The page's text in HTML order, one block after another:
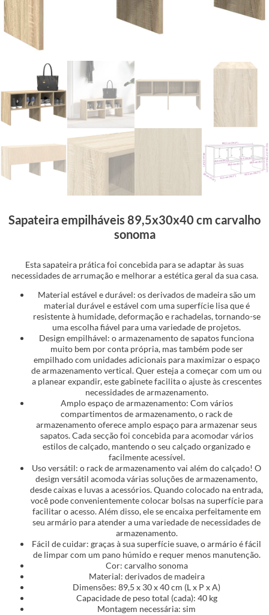
Sapateira empilháveis 89,5x30x40 cm carvalho
sonoma
Esta sapateira prática foi concebida para se adaptar às suas
necessidades de arrumação e melhorar a estética geral da sua casa.
Material estável e durável: os derivados de madeira são um
material durável e estável com uma superfície lisa que é
resistente à humidade, deformação e rachadelas, tornando-se
uma escolha fiável para uma variedade de projetos.
Design empilhável: o armazenamento de sapatos funciona
muito bem por conta própria, mas também pode ser
empilhado com unidades adicionais para maximizar o espaço
de armazenamento vertical. Quer esteja a começar com um ou
a planear expandir, este gabinete facilita o ajuste às crescentes
necessidades de armazenamento.
Amplo espaço de armazenamento: Com vários
compartimentos de armazenamento, o rack de
armazenamento oferece amplo espaço para armazenar seus
sapatos. Cada secção foi concebida para acomodar vários
estilos de calçado, mantendo o seu calçado organizado e
facilmente acessível.
Uso versátil: o rack de armazenamento vai além do calçado! O
design versátil acomoda várias soluções de armazenamento,
desde caixas e luvas a acessórios. Quando colocado na entrada,
você pode convenientemente colocar bolsas na superfície para
facilitar o acesso. Além disso, ele se encaixa perfeitamente em
seu armário para atender a uma variedade de necessidades de
armazenamento.
Fácil de cuidar: graças à sua superfície suave, o armário é fácil
de limpar com um pano húmido e requer menos manutenção.
Cor: carvalho sonoma
Material: derivados de madeira
Dimensões: 89,5 x 30 x 40 cm (L x P x A)
Capacidade de peso total (cada): 40 kg
Montagem necessária: sim